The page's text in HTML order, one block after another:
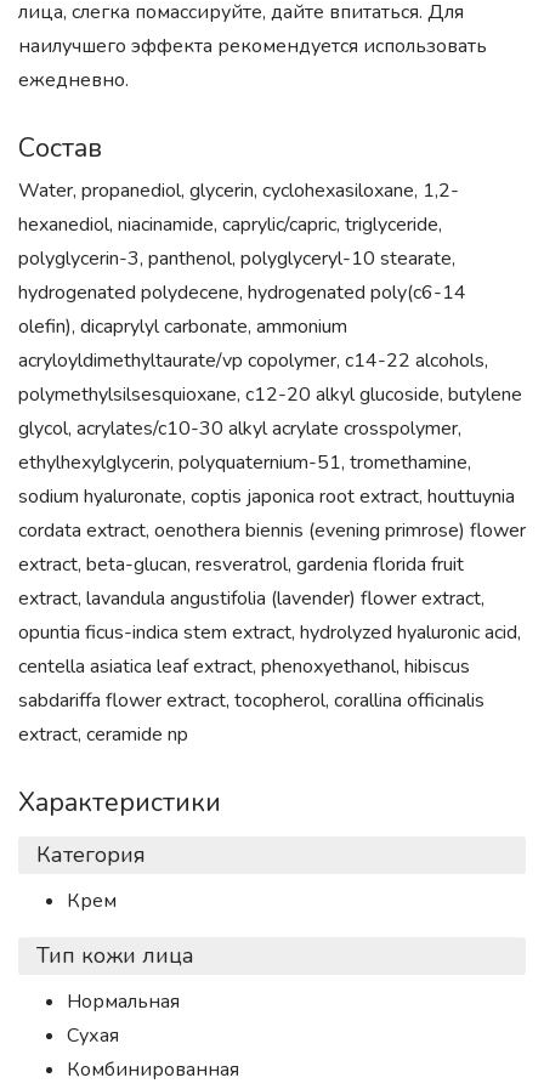
лица, слегка помассируйте, дайте впитаться. Для
наилучшего эффекта рекомендуется использовать
ежедневно.
Состав
Water, propanediol, glycerin, cyclohexasiloxane, 1,2-
hexanediol, niacinamide, caprylic/capric, triglyceride,
polyglycerin-3, panthenol, polyglyceryl-10 stearate,
hydrogenated polydecene, hydrogenated poly(c6-14
olefin), dicaprylyl carbonate, ammonium
acryloyldimethyltaurate/vp copolymer, c14-22 alcohols,
polymethylsilsesquioxane, c12-20 alkyl glucoside, butylene
glycol, acrylates/c10-30 alkyl acrylate crosspolymer,
ethylhexylglycerin, polyquaternium-51, tromethamine,
sodium hyaluronate, coptis japonica root extract, houttuynia
cordata extract, oenothera biennis (evening primrose) flower
extract, beta-glucan, resveratrol, gardenia florida fruit
extract, lavandula angustifolia (lavender) flower extract,
opuntia ficus-indica stem extract, hydrolyzed hyaluronic acid,
centella asiatica leaf extract, phenoxyethanol, hibiscus
sabdariffa flower extract, tocopherol, corallina officinalis
extract, ceramide np
Характеристики
Категория
Крем
Тип кожи лица
Нормальная
Сухая
Комбинированная